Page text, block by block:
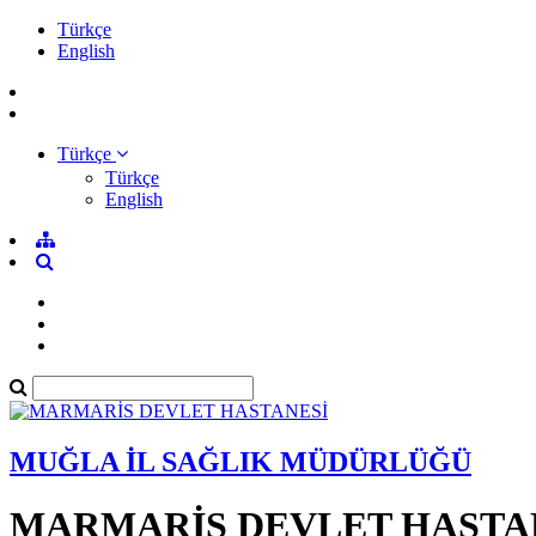
Türkçe
English
Türkçe
Türkçe
English
MUĞLA İL SAĞLIK MÜDÜRLÜĞÜ
MARMARİS DEVLET